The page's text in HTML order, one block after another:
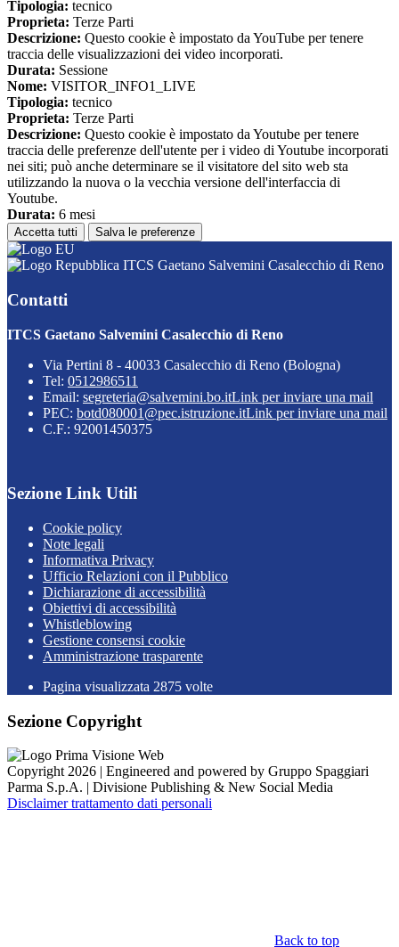
Tipologia: tecnico
Proprieta: Terze Parti
Descrizione: Questo cookie è impostato da YouTube per tenere
traccia delle visualizzazioni dei video incorporati.
Durata: Sessione
Nome: VISITOR_INFO1_LIVE
Tipologia: tecnico
Proprieta: Terze Parti
Descrizione: Questo cookie è impostato da Youtube per tenere
traccia delle preferenze dell'utente per i video di Youtube incorporati
nei siti; può anche determinare se il visitatore del sito web sta
utilizzando la nuova o la vecchia versione dell'interfaccia di
Youtube.
Durata: 6 mesi
Accetta tutti Salva le preferenze
ITCS Gaetano Salvemini Casalecchio di Reno
Contatti
ITCS Gaetano Salvemini Casalecchio di Reno
Via Pertini 8 - 40033 Casalecchio di Reno (Bologna)
Tel: 0512986511
Email: segreteria@salvemini.bo.itLink per inviare una mail
PEC: botd080001@pec.istruzione.itLink per inviare una mail
C.F.: 92001450375
Sezione Link Utili
Cookie policy
Note legali
Informativa Privacy
Ufficio Relazioni con il Pubblico
Dichiarazione di accessibilità
Obiettivi di accessibilità
Whistleblowing
Gestione consensi cookie
Amministrazione trasparente
Pagina visualizzata 2875 volte
Sezione Copyright
Copyright 2026 | Engineered and powered by Gruppo Spaggiari
Parma S.p.A. | Divisione Publishing & New Social Media
Disclaimer trattamento dati personali
Back to top